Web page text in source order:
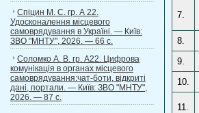
Спіцин М. С. гр. А 22.
Удосконалення місцевого
самоврядування в Україні. — Київ:
ЗВО "МНТУ", 2026. — 66 с.
Соломко А. В. гр. А22. Цифрова
комунікація в органах місцевого
самоврядування:чат-боти, відкриті
дані, портали. — Київ: ЗВО "МНТУ",
2026. — 87 с.
7.
8.
9.
10.
11.